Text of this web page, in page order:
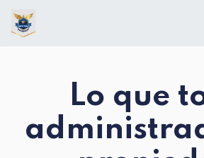
Lo que